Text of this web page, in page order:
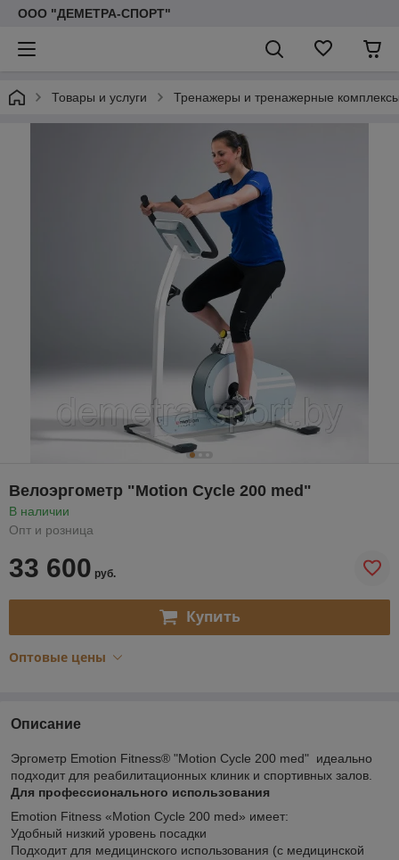
ООО "ДЕМЕТРА-СПОРТ"
Товары и услуги Тренажеры и тренажерные
Велоэргометр "Motion Cycle 200 med"
В наличии
Опт и розница
33 600 руб.
Купить
Оптовые цены
Описание
Эргометр Emotion Fitness® "Motion Cycle 200 med" идеально
подходит для реабилитационных клиник и спортивных залов.
Для профессионального использования
Emotion Fitness «Motion Cycle 200 med» имеет:
Удобный низкий уровень посадки
Подходит для медицинского использования (с медицинской